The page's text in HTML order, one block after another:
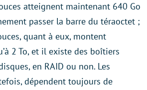
atteignent maintenant 640 Go
passer la barre du téraoctet ;
quant à eux, montent
2 To, et il existe des boîtiers
en RAID ou non. Les
dépendent toujours de